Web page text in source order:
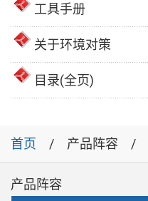
工具手册
关于环境对策
目录(全页)
首页 产品阵容
产品阵容